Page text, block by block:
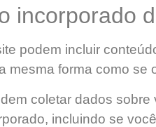
incorporado
podem incluir
mesma forma como se
coletar dados
incluindo se